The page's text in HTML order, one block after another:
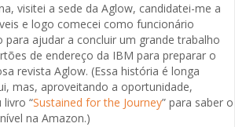
visitei a sede da Aglow, candidatei-me a
e logo comecei como funcionário
ajudar a concluir um grande trabalho
de endereço da IBM para preparar o
revista Aglow. (Essa história é longa
mas, aproveitando a oportunidade,
“Sustained for the Journey” para saber o
na Amazon.)